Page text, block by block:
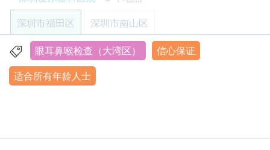
医生讲解报告
检查后面诊
药物时，需确认无过敏史。
治疗中配合：放松并自然睁眼，让雾化充分接触眼
表。不要刻意闭眼或转动眼球过于频繁。如感到明
显刺痛、烧灼感或视力模糊，及时告知医护人员。
y
络深圳爱尔眼科医院/深圳滨海爱尔眼科医院进行
预约（联络电话：400-6609-120；微信：
18925293372）。
客户必须在预约当天出示身分证明文件原件并列印
订购确认信/出示成功付款电子邮件以确认身份，
深圳市福田区
深圳市南山区
深圳市福田区南园街道华强南路2048号机械大厦主楼1-12
层
周一至周日 08:30-18:00
眼耳鼻喉检查（大湾区）
信心保证
适合所有年龄人士